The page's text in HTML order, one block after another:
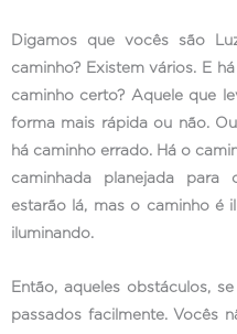
Digamos que vocês são
caminho? Existem vários. E
caminho certo? Aquele que
forma mais rápida ou não.
há caminho errado. Há o
caminhada planejada
estarão lá, mas o caminho é
iluminando.
Então, aqueles obstáculos,
passados facilmente. Vocês